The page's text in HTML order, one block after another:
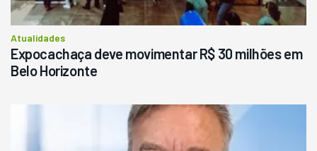
Atualidades
Expocachaça deve movimentar R$ 30 milhões em
Belo Horizonte